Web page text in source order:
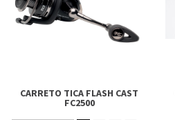
CARRETO TICA FLASH CAST
FC2500